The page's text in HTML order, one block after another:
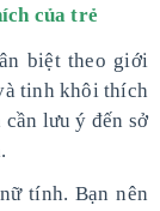
của trẻ
biệt theo giới
tinh khôi thích
lưu ý đến sở
tính. Bạn nên